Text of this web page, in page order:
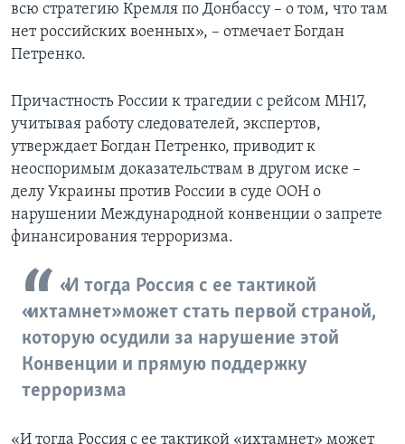
всю стратегию Кремля по Донбассу – о том, что там
нет российских военных», – отмечает Богдан
Петренко.
Причастность России к трагедии с рейсом МН17,
учитывая работу следователей, экспертов,
утверждает Богдан Петренко, приводит к
неоспоримым доказательствам в другом иске –
делу Украины против России в суде ООН о
нарушении Международной конвенции о запрете
финансирования терроризма.
«И тогда Россия с ее тактикой
«ихтамнет» может стать первой страной,
которую осудили за нарушение этой
Конвенции и прямую поддержку
терроризма
«И тогда Россия с ее тактикой «ихтамнет» может